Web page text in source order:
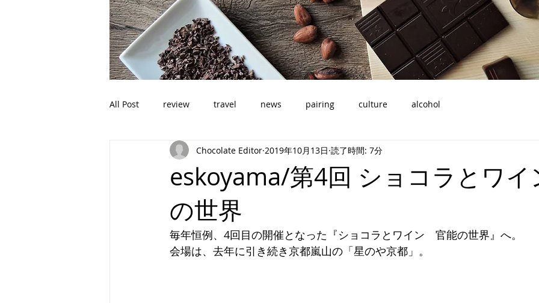
All Post review travel news pairing culture alcohol
eskoyama/第4回 ショコラとワイ
の世界
Chocolate Editor 2019年10月13日 読了時間: 7分
毎年恒例、4回目の開催となった『ショコラとワイン　官能の世界』へ。
会場は、去年に引き続き京都嵐山の「星のや京都」。